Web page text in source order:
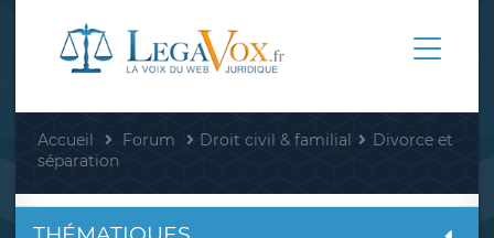
Accueil Forum Droit civil & familial
Divorce et
séparation